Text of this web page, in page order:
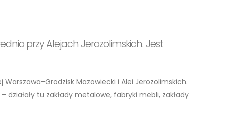
przy Alejach Jerozolimskich. Jest
Mazowiecki i Alei Jerozolimskich.
tu zakłady metalowe, fabryki mebli, zakłady